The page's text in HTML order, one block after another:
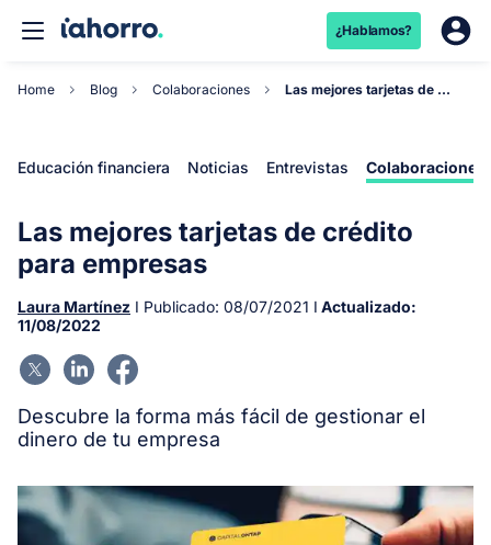
¿Hablamos?
Home Blog Colaboraciones Las mejores tarjetas de crédito para empresas
Educación financiera Noticias Entrevistas Colaboraciones
Las mejores tarjetas de crédito
para empresas
Laura Martínez I Publicado: 08/07/2021 I Actualizado:
11/08/2022
Descubre la forma más fácil de gestionar el
dinero de tu empresa